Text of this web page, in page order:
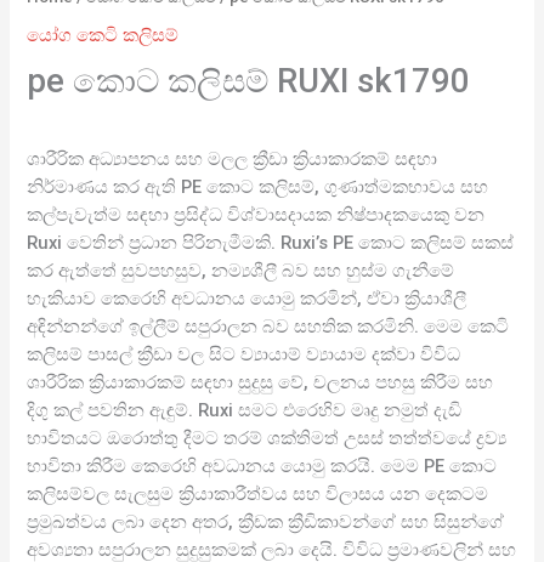
යෝග කෙටි කලිසම්
pe කොට කලිසම් RUXI sk1790
ශාරීරික අධ්‍යාපනය සහ මලල ක්‍රීඩා ක්‍රියාකාරකම් සඳහා
නිර්මාණය කර ඇති PE කොට කලිසම්, ගුණාත්මකභාවය සහ
කල්පැවැත්ම සඳහා ප්‍රසිද්ධ විශ්වාසදායක නිෂ්පාදකයෙකු වන
Ruxi වෙතින් ප්‍රධාන පිරිනැමීමකි. Ruxi’s PE කොට කලිසම් සකස්
කර ඇත්තේ සුවපහසුව, නම්‍යශීලී බව සහ හුස්ම ගැනීමේ
හැකියාව කෙරෙහි අවධානය යොමු කරමින්, ඒවා ක්‍රියාශීලී
අඳින්නන්ගේ ඉල්ලීම් සපුරාලන බව සහතික කරමිනි. මෙම කෙටි
කලිසම් පාසල් ක්‍රීඩා වල සිට ව්‍යායාම් ව්‍යායාම දක්වා විවිධ
ශාරීරික ක්‍රියාකාරකම් සඳහා සුදුසු වේ, චලනය පහසු කිරීම සහ
දිගු කල් පවතින ඇඳුම්. Ruxi සමට එරෙහිව මෘදු නමුත් දැඩි
භාවිතයට ඔරොත්තු දීමට තරම් ශක්තිමත් උසස් තත්ත්වයේ ද්‍රව්‍ය
භාවිතා කිරීම කෙරෙහි අවධානය යොමු කරයි. මෙම PE කොට
කලිසම්වල සැලසුම ක්‍රියාකාරීත්වය සහ විලාසය යන දෙකටම
ප්‍රමුඛත්වය ලබා දෙන අතර, ක්‍රීඩක ක්‍රීඩිකාවන්ගේ සහ සිසුන්ගේ
අවශ්‍යතා සපුරාලන සුදුසුකමක් ලබා දෙයි. විවිධ ප්‍රමාණවලින් සහ